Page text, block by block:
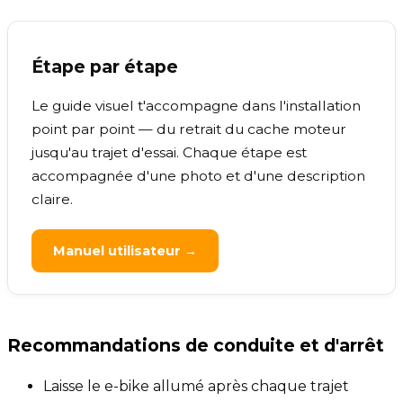
Étape par étape
Le guide visuel t'accompagne dans l'installation
point par point — du retrait du cache moteur
jusqu'au trajet d'essai. Chaque étape est
accompagnée d'une photo et d'une description
claire.
Manuel utilisateur →
Recommandations de conduite et d'arrêt
Laisse le e-bike allumé après chaque trajet